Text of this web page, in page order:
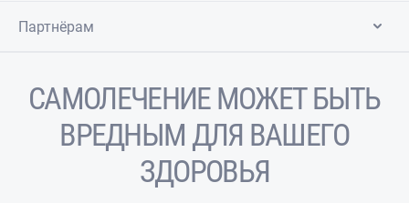
Партнёрам
САМОЛЕЧЕНИЕ МОЖЕТ БЫТЬ
ВРЕДНЫМ ДЛЯ ВАШЕГО
ЗДОРОВЬЯ